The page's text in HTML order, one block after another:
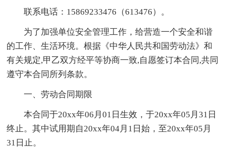
联系电话：15869233476（613476）。
为了加强单位安全管理工作，给营造一个安全和谐
的工作、生活环境。根据《中华人民共和国劳动法》和
有关规定,甲乙双方经平等协商一致,自愿签订本合同,共同
遵守本合同所列条款。
一、劳动合同期限
本合同于20xx年06月01日生效，于20xx年05月31日
终止。其中试用期自20xx年04月1日始，至20xx年05月
31日止。